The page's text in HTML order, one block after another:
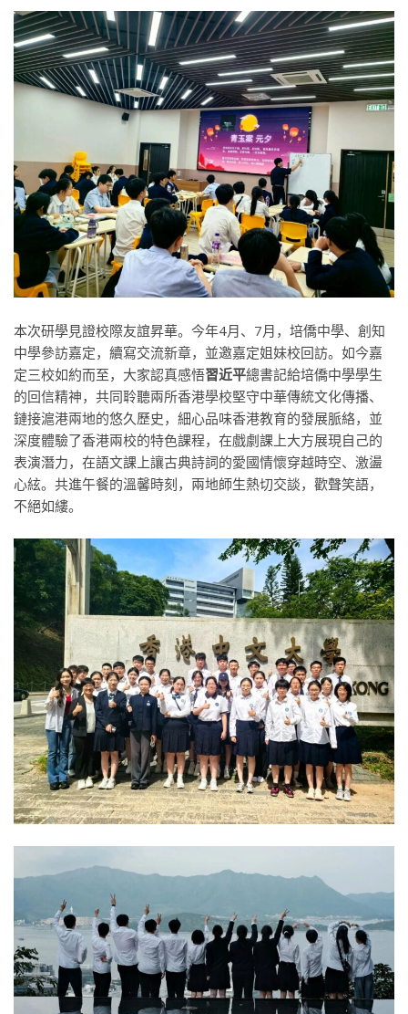
本次研學見證校際友誼昇華。今年4月、7月，培僑中學、創知
中學參訪嘉定，續寫交流新章，並邀嘉定姐妹校回訪。如今嘉
定三校如約而至，大家認真感悟習近平總書記給培僑中學學生
的回信精神，共同聆聽兩所香港學校堅守中華傳統文化傳播、
鏈接滬港兩地的悠久歷史，細心品味香港教育的發展脈絡，並
深度體驗了香港兩校的特色課程，在戲劇課上大方展現自己的
表演潛力，在語文課上讓古典詩詞的愛國情懷穿越時空、激盪
心絃。共進午餐的溫馨時刻，兩地師生熱切交談，歡聲笑語，
不絕如縷。